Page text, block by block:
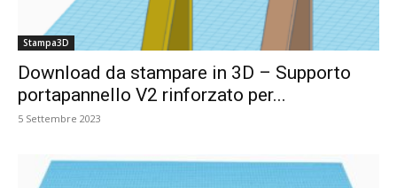
Stampa3D
Download da stampare in 3D – Supporto
portapannello V2 rinforzato per...
5 Settembre 2023